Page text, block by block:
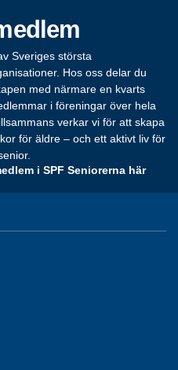
Sveriges största
Hos oss delar du
med närmare en kvarts
i föreningar över hela
verkar vi för att skapa
för äldre – och ett aktivt liv för
i SPF Seniorerna här